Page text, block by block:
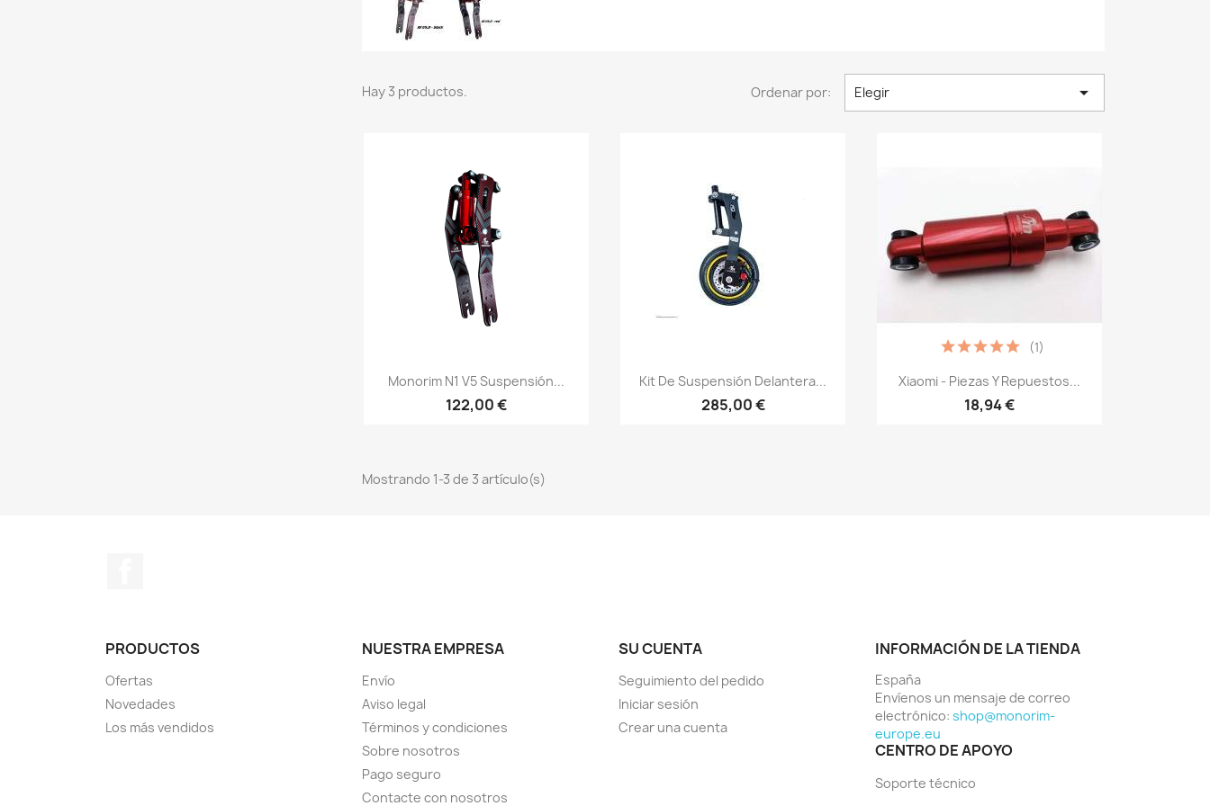
Hay 3 productos. Ordenar por: Elegir 
Vista rápida
Monorim N1 V5 Suspensión...
122,00 €
Vista rápida
Kit De Suspensión Delantera...
285,00 €
Vista rápida
Xiaomi - Piezas Y Repuestos...
18,94 €
(1)
Mostrando 1-3 de 3 artículo(s)
PRODUCTOS
Ofertas
Novedades
Los más vendidos
NUESTRA EMPRESA
Envío
Aviso legal
Términos y condiciones
Sobre nosotros
Pago seguro
Contacte con nosotros
SU CUENTA
Seguimiento del pedido
Iniciar sesión
Crear una cuenta
INFORMACIÓN DE LA TIENDA
España
Envíenos un mensaje de correo
electrónico: shop@monorim-
europe.eu
CENTRO DE APOYO
Soporte técnico